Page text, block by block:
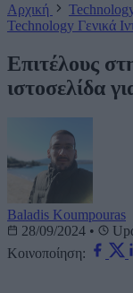
Αρχική
Technology Γενικά
Επιτέλους
ιστοσελίδα
Baladis Koumpouras
28/09/2024 •
Κοινοποίηση: